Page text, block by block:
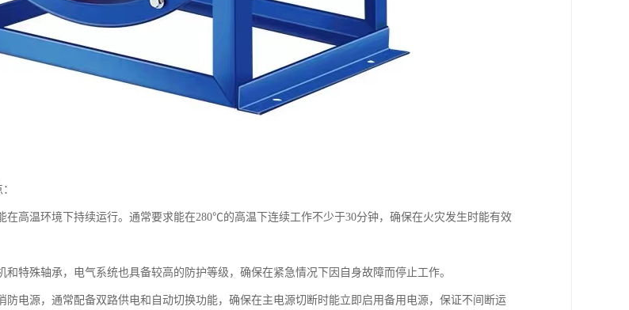
在高温环境下持续运行。通常要求能在280℃的高温下连续工作不少于30分钟，确保在火灾发生时能有效
特殊轴承，电气系统也具备较高的防护等级，确保在紧急情况下因自身故障而停止工作。
电源，通常配备双路供电和自动切换功能，确保在主电源切断时能立即启用备用电源，保证不间断运